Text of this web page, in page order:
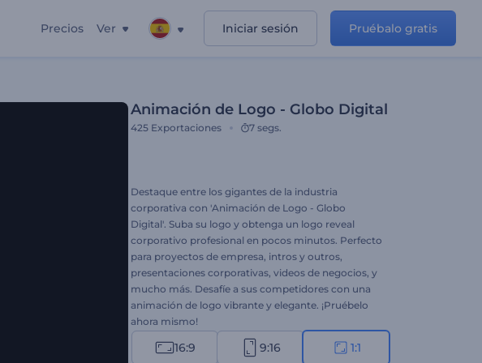
Precios Ver Iniciar sesión Pruébalo gratis
Animación de Logo - Globo Digital
425 Exportaciones 7 segs.
Destaque entre los gigantes de la industria
corporativa con 'Animación de Logo - Globo
Digital'. Suba su logo y obtenga un logo reveal
corporativo profesional en pocos minutos. Perfecto
para proyectos de empresa, intros y outros,
presentaciones corporativas, videos de negocios, y
mucho más. Desafíe a sus competidores con una
animación de logo vibrante y elegante. ¡Pruébelo
ahora mismo!
16:9 9:16 1:1